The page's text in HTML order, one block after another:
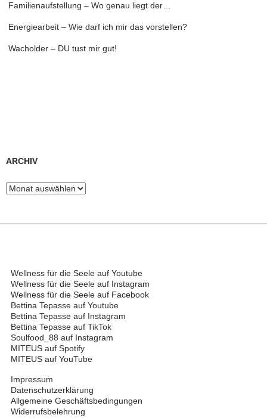
Familienaufstellung – Wo genau liegt der…
Energiearbeit – Wie darf ich mir das vorstellen?
Wacholder – DU tust mir gut!
ARCHIV
Archiv
Wellness für die Seele auf Youtube
Wellness für die Seele auf Instagram
Wellness für die Seele auf Facebook
Bettina Tepasse auf Youtube
Bettina Tepasse auf Instagram
Bettina Tepasse auf TikTok
Soulfood_88 auf Instagram
MITEUS auf Spotify
MITEUS auf YouTube
Impressum
Datenschutzerklärung
Allgemeine Geschäftsbedingungen
Widerrufsbelehrung